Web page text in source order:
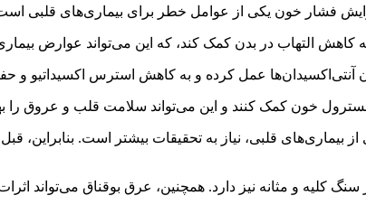
فشار خون یکی از عوامل خطر برای بیماری‌های قلبی
کاهش التهاب در بدن کمک کند، که این می‌تواند عوارض
آنتی‌اکسیدان‌ها عمل کرده و به کاهش استرس اکسیداتیو
خون کمک کنند و این می‌تواند سلامت قلب و عروق را
بیماری‌های قلبی، نیاز به تحقیقات بیشتر است.
کلیه و مثانه نیز دارد. همچنین، عرق بوقناق می‌تواند